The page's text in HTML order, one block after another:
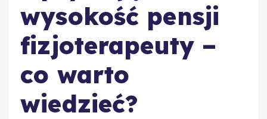
wysokość pensji
fizjoterapeuty –
co warto
wiedzieć?